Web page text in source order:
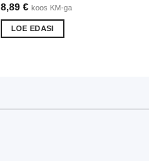
8,89 € koos KM-ga
LOE EDASI